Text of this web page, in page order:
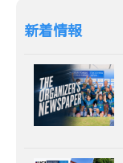
新着情報